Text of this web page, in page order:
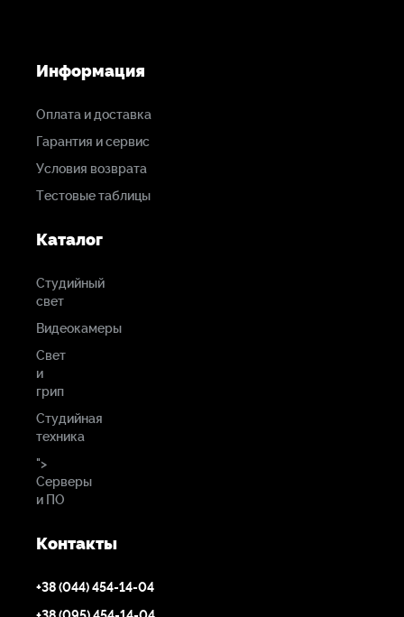
Информация
Оплата и доставка
Гарантия и сервис
Условия возврата
Тестовые таблицы
Каталог
Студийный
свет
Видеокамеры
Свет
и
грип
Студийная
техника
">
Серверы
и ПО
Контакты
+38 (044) 454-14-04